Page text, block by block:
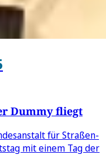
Dummy fliegt
für Straßen-
mit einem Tag der